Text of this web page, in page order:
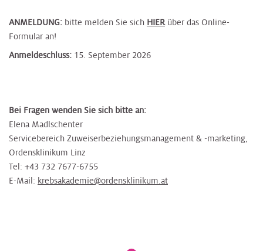
ANMELDUNG: bitte melden Sie sich HIERüber das Online-
Formular an!
Anmeldeschluss: 15. September 2026
Bei Fragen wenden Sie sich bitte an:
Elena Madlschenter
Servicebereich Zuweiserbeziehungsmanagement & -marketing,
Ordensklinikum Linz
Tel: +43 732 7677-6755
E-Mail: krebsakademie@ordensklinikum.at